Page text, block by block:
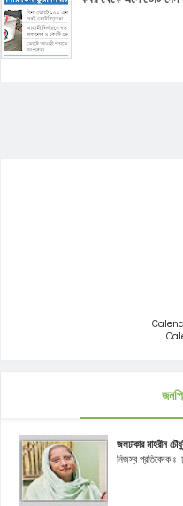
জলঢাকার মাহরীন
নিজস্ব প্রতিবেদক ঃ